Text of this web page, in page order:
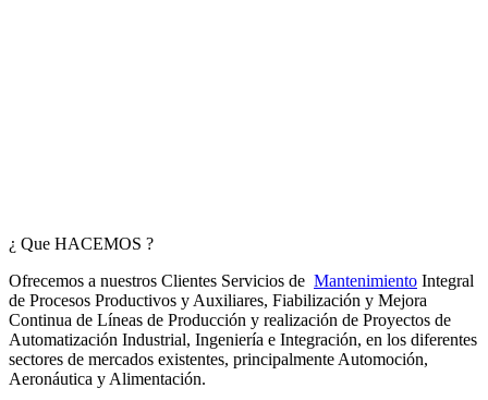
¿ Que HACEMOS ?
Ofrecemos a nuestros Clientes Servicios de Mantenimiento Integral
de Procesos Productivos y Auxiliares, Fiabilización y Mejora
Continua de Líneas de Producción y realización de Proyectos de
Automatización Industrial, Ingeniería e Integración, en los diferentes
sectores de mercados existentes, principalmente Automoción,
Aeronáutica y Alimentación.